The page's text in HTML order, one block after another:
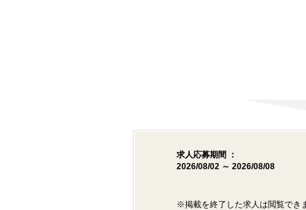
求人応募期間 ：
2026/08/02 ～ 2026/08/08
※掲載を終了した求人は閲覧でき